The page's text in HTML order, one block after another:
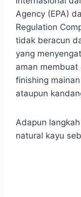
Agency (EPA)
Regulation
tidak beracun
yang
aman membuat
finishing
ataupun
Adapun
natural kayu